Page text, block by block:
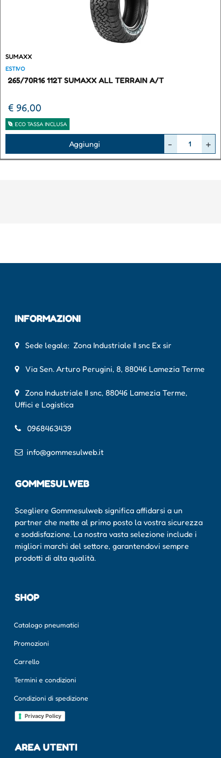
SUMAXX
ESTIVO
265/70R16 112T SUMAXX ALL TERRAIN A/T
€ 96,00
ECO TASSA INCLUSA
Aggiungi
INFORMAZIONI
Sede legale: Zona Industriale II snc Ex sir
Via Sen. Arturo Perugini, 8, 88046 Lamezia Terme
Zona Industriale II snc, 88046 Lamezia Terme,
Uffici e Logistica
0968463439
info@gommesulweb.it
GOMMESULWEB
Scegliere Gommesulweb significa affidarsi a un
partner che mette al primo posto la vostra sicurezza
e soddisfazione. La nostra vasta selezione include i
migliori marchi del settore, garantendovi sempre
prodotti di alta qualità.
SHOP
Catalogo pneumatici
Promozioni
Carrello
Termini e condizioni
Condizioni di spedizione
Privacy Policy
AREA UTENTI